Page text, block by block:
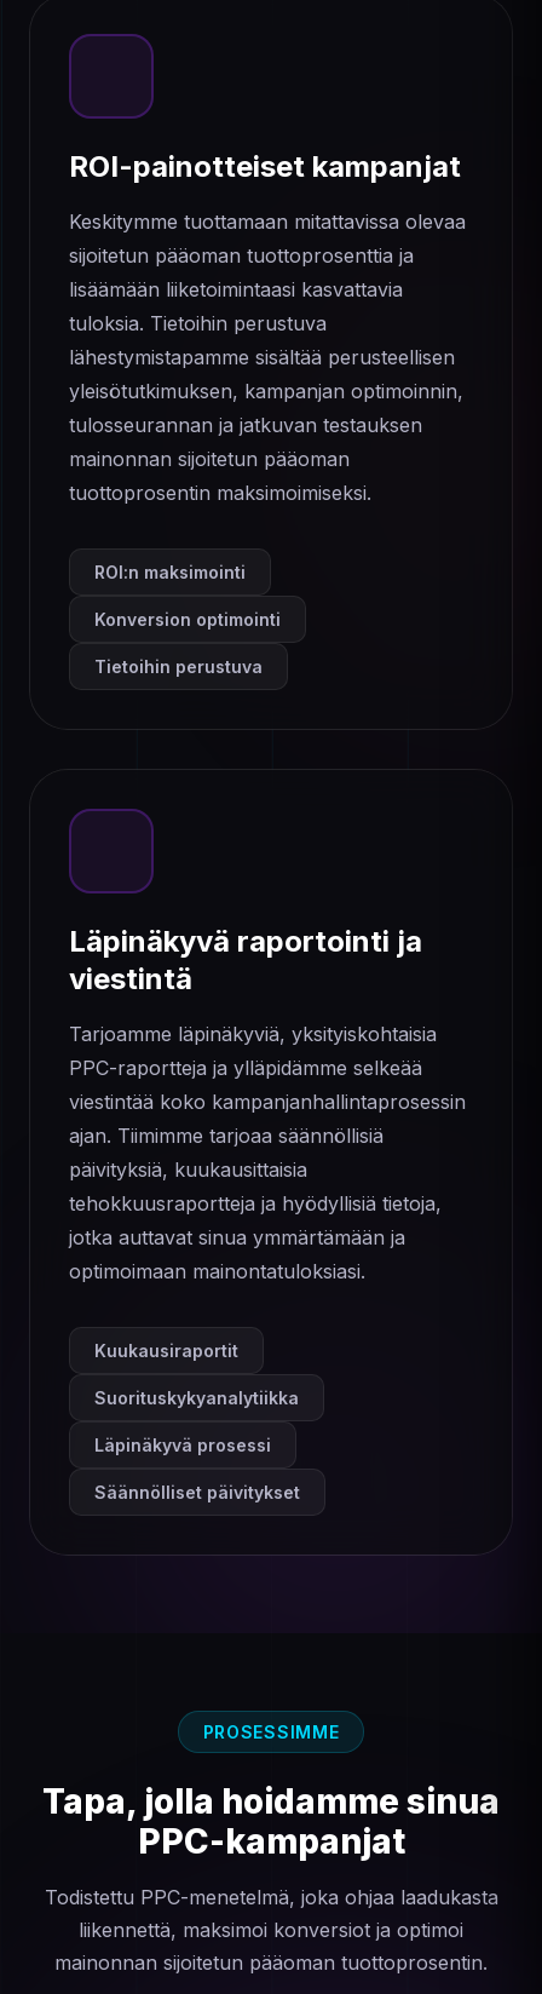
ROI-painotteiset kampanjat
Keskitymme tuottamaan mitattavissa olevaa
sijoitetun pääoman tuottoprosenttia ja
lisäämään liiketoimintaasi kasvattavia
tuloksia. Tietoihin perustuva
lähestymistapamme sisältää perusteellisen
yleisötutkimuksen, kampanjan optimoinnin,
tulosseurannan ja jatkuvan testauksen
mainonnan sijoitetun pääoman
tuottoprosentin maksimoimiseksi.
ROI:n maksimointi
Konversion optimointi
Tietoihin perustuva
Läpinäkyvä raportointi ja
viestintä
Tarjoamme läpinäkyviä, yksityiskohtaisia ​​
PPC-raportteja ja ylläpidämme selkeää
viestintää koko kampanjanhallintaprosessin
ajan. Tiimimme tarjoaa säännöllisiä
päivityksiä, kuukausittaisia ​​
tehokkuusraportteja ja hyödyllisiä tietoja,
jotka auttavat sinua ymmärtämään ja
optimoimaan mainontatuloksiasi.
Kuukausiraportit
Suorituskykyanalytiikka
Läpinäkyvä prosessi
Säännölliset päivitykset
PROSESSIMME
Tapa, jolla hoidamme sinua
PPC-kampanjat
Todistettu PPC-menetelmä, joka ohjaa laadukasta
liikennettä, maksimoi konversiot ja optimoi
mainonnan sijoitetun pääoman tuottoprosentin.